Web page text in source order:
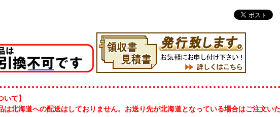
て】
北海道への配送はしておりません。お送り先が北海道となっている場合はご注文い